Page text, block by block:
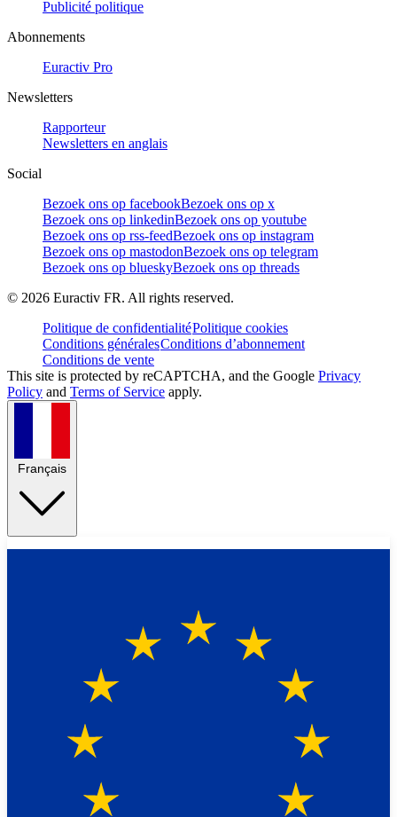
Publicité politique
Abonnements
Euractiv Pro
Newsletters
Rapporteur
Newsletters en anglais
Social
Bezoek ons op facebookBezoek ons op x
Bezoek ons op linkedinBezoek ons op youtube
Bezoek ons op rss-feedBezoek ons op instagram
Bezoek ons op mastodonBezoek ons op telegram
Bezoek ons op blueskyBezoek ons op threads
© 2026 Euractiv FR. All rights reserved.
Politique de confidentialitéPolitique cookies
Conditions généralesConditions d’abonnement
Conditions de vente
This site is protected by reCAPTCHA, and the Google Privacy
Policy and Terms of Service apply.
Français